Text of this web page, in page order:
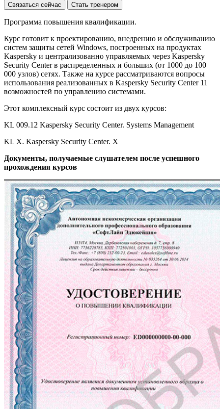
Связаться сейчас Стать тренером
Программа повышения квалификации.
Курс готовит к проектированию, внедрению и обслуживанию
систем защиты сетей Windows, построенных на продуктах
Kaspersky и централизованно управляемых через Kaspersky
Security Center в распределенных и больших (от 1000 до 100
000 узлов) сетях. Также на курсе рассматриваются вопросы
использования реализованных в Kaspersky Security Center 11
возможностей по управлению системами.
Этот комплексный курс состоит из двух курсов:
KL 009.12 Kaspersky Security Center. Systems Management
KL X. Kaspersky Security Center. X
Документы, получаемые слушателем после успешного
прохождения курсов